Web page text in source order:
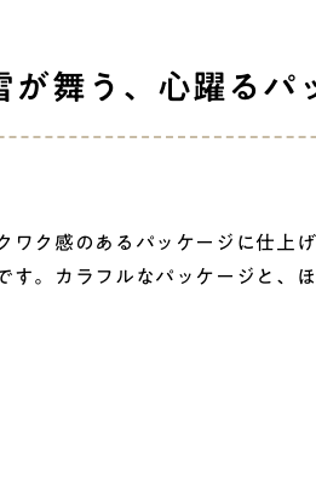
が舞う、心躍るパ
ク感のあるパッケージに仕上
。カラフルなパッケージと、